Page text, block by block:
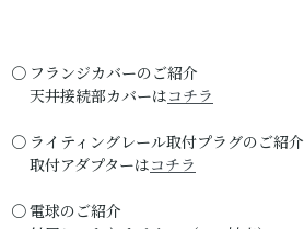
〇 フランジカバーのご紹介
天井接続部カバーはコチラ
〇 ライティングレール取付プラグのご紹介
取付アダプターはコチラ
〇 電球のご紹介